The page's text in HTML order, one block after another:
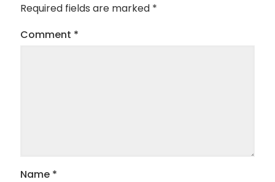
Required fields are marked *
Comment *
Name *